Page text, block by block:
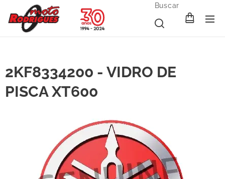
Buscar
2KF8334200 - VIDRO DE
PISCA XT600